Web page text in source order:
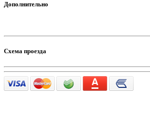
Дополнительно
Схема проезда